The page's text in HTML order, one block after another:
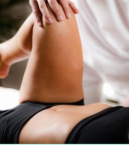
ACUPUNCTURE
CRANIOACUPUNCTURE
DE BASE
COURTES